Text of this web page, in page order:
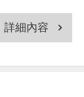
詳細內容